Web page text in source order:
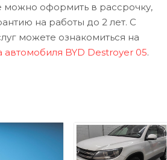
можно оформить в рассрочку,
на работы до 2 лет. С
можете ознакомиться на
автомобиля BYD Destroyer 05.